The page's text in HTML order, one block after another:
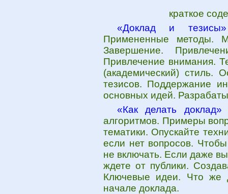
краткое
«Доклад и тезисы»
Примененные методы.
Завершение.
Привлечение внимания.
(академический) стиль.
тезисов. Поддержание
основных идей.
«Как делать доклад»
алгоритмов. Примеры
тематики. Опускайте
если нет вопросов.
не включать. Если даже
ждете от публики.
Ключевые идеи. Что же
начале доклада.